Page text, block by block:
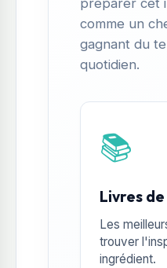
comme un
gagnant du
quotidien.
📚
Livres
Les
trouver
ingrédient.